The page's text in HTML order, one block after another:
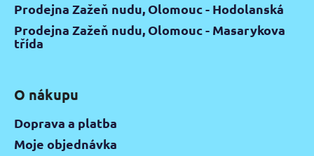
Prodejna Zažeň nudu, Olomouc - Hodolanská
Prodejna Zažeň nudu, Olomouc - Masarykova
třída
O nákupu
Doprava a platba
Moje objednávka